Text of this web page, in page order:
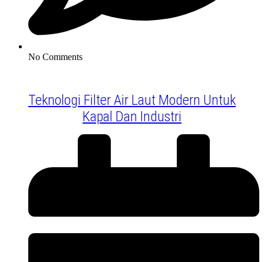
No Comments
Teknologi Filter Air Laut Modern Untuk
Kapal Dan Industri